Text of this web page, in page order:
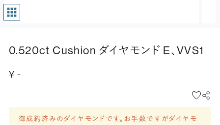
0.520ct Cushion ダイヤモンド E、VVS1
¥ -
御成約済みのダイヤモンドです。お手数ですがダイヤモ